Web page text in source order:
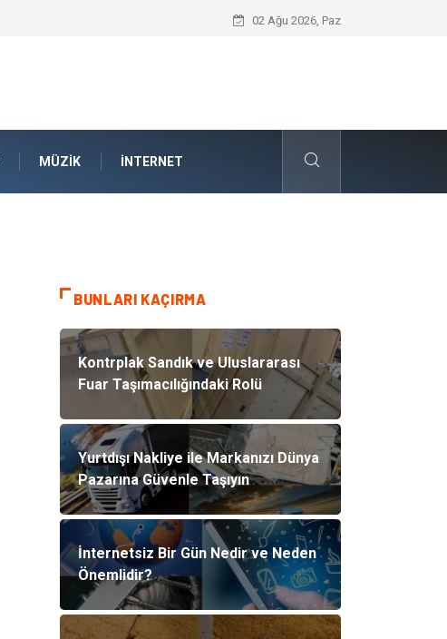
İnternetsiz Bir Gün Nedir ve Neden
02 Ağu 2026, Paz
MÜZIK İNTERNET
BUNLARI KAÇIRMA
Kontrplak Sandık ve Uluslararası
Fuar Taşımacılığındaki Rolü
Yurtdışı Nakliye ile Markanızı Dünya
Pazarına Güvenle Taşıyın
İnternetsiz Bir Gün Nedir ve Neden
Önemlidir?